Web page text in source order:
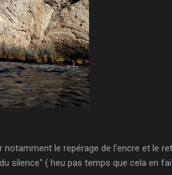
notamment le repérage de l'encre et le
silence" ( heu pas temps que cela en